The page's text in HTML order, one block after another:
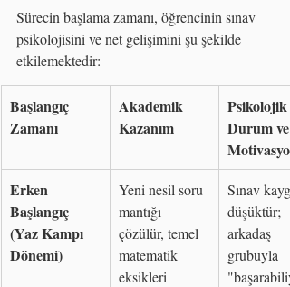
Sürecin başlama zamanı, öğrencinin sınav
psikolojisini ve net gelişimini şu şekilde
etkilemektedir:
Başlangıç
Zamanı
Akademik
Kazanım
Psikolojik
Durum ve
Motivasyon
Erken
Başlangıç
(Yaz Kampı
Dönemi)
Yeni nesil soru
mantığı
çözülür, temel
matematik
eksikleri
Sınav
düşüktür;
arkadaş
grubuyla